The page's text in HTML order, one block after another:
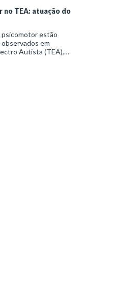
TEA: atuação do
estão
em
Autista (TEA),
fisioterapeuta vai